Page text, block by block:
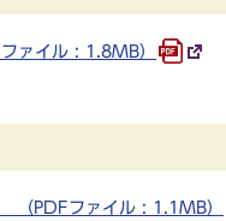
ァイル : 1.8MB）
（PDFファイル : 1.1MB）